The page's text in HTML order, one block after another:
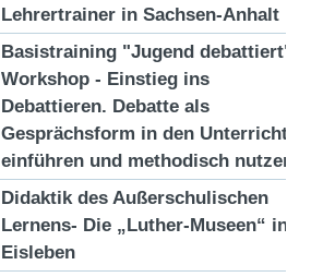
Lehrertrainer in Sachsen-Anhalt
Basistraining "Jugend debattiert"/
Workshop - Einstieg ins
Debattieren. Debatte als
Gesprächsform in den Unterricht
einführen und methodisch nutzen.
Didaktik des Außerschulischen
Lernens- Die „Luther-Museen“ in
Eisleben